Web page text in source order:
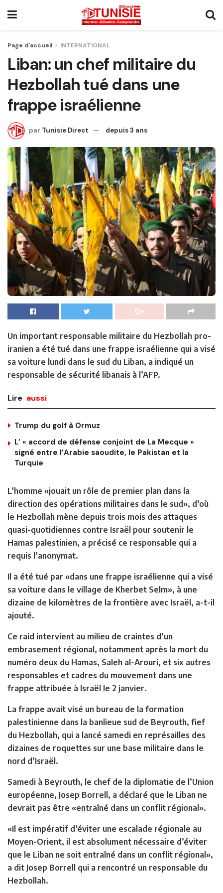
Page d'accueil INTERNATIONAL
Liban: un chef militaire du
Hezbollah tué dans une
frappe israélienne
par Tunisie Direct depuis 3 ans
Un important responsable militaire du Hezbollah pro-
iranien a été tué dans une frappe israélienne qui a visé
sa voiture lundi dans le sud du Liban, a indiqué un
responsable de sécurité libanais à l’AFP.
Lire aussi
Trump du golf à Ormuz
L’ « accord de défense conjoint de La Mecque »
signé entre l’Arabie saoudite, le Pakistan et la
Turquie
L’homme «jouait un rôle de premier plan dans la
direction des opérations militaires dans le sud», d’où
le Hezbollah mène depuis trois mois des attaques
quasi-quotidiennes contre Israël pour soutenir le
Hamas palestinien, a précisé ce responsable qui a
requis l’anonymat.
Il a été tué par «dans une frappe israélienne qui a visé
sa voiture dans le village de Kherbet Selm», à une
dizaine de kilomètres de la frontière avec Israël, a-t-il
ajouté.
Ce raid intervient au milieu de craintes d’un
embrasement régional, notamment après la mort du
numéro deux du Hamas, Saleh al-Arouri, et six autres
responsables et cadres du mouvement dans une
frappe attribuée à Israël le 2 janvier.
La frappe avait visé un bureau de la formation
palestinienne dans la banlieue sud de Beyrouth, fief
du Hezbollah, qui a lancé samedi en représailles des
dizaines de roquettes sur une base militaire dans le
nord d’Israël.
Samedi à Beyrouth, le chef de la diplomatie de l’Union
européenne, Josep Borrell, a déclaré que le Liban ne
devrait pas être «entraîné dans un conflit régional».
«Il est impératif d’éviter une escalade régionale au
Moyen-Orient, il est absolument nécessaire d’éviter
que le Liban ne soit entraîné dans un conflit régional»,
a dit Josep Borrell qui a rencontré un responsable du
Hezbollah.